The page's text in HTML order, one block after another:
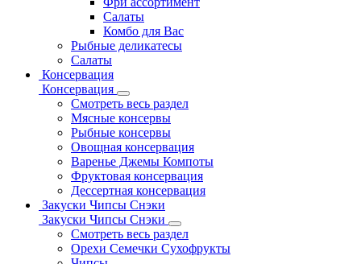
Салаты
Комбо для Вас
Рыбные деликатесы
Салаты
Консервация
Консервация
Смотреть весь раздел
Мясные консервы
Рыбные консервы
Овощная консервация
Варенье Джемы Компоты
Фруктовая консервация
Дессертная консервация
Закуски Чипсы Снэки
Закуски Чипсы Снэки
Смотреть весь раздел
Орехи Семечки Сухофрукты